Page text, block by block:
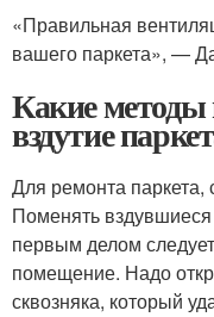
«Правильная
вашего паркета», —
Какие методы
вздутие
Для ремонта паркета,
Поменять
первым делом
помещение. Надо
сквозняка, который